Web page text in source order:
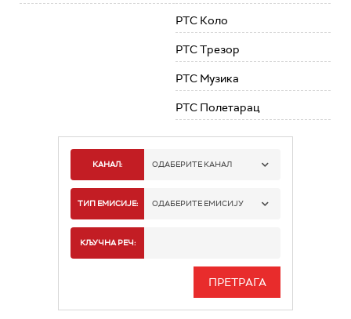
РТС Коло
РТС Трезор
РТС Музика
РТС Полетарац
КАНАЛ: ОДАБЕРИТЕ КАНАЛ
РТС 1
РТС 3
ТИП ЕМИСИЈЕ: ОДАБЕРИТЕ ЕМИСИЈУ
ИНФО
КЉУЧНА РЕЧ: